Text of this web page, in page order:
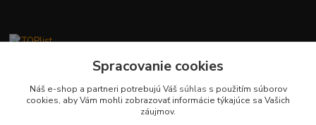
Kontakty
Spracovanie cookies
Náš e-shop a partneri potrebujú Váš súhlas s použitím súborov
cookies, aby Vám mohli zobrazovať informácie týkajúce sa Vašich
záujmov.